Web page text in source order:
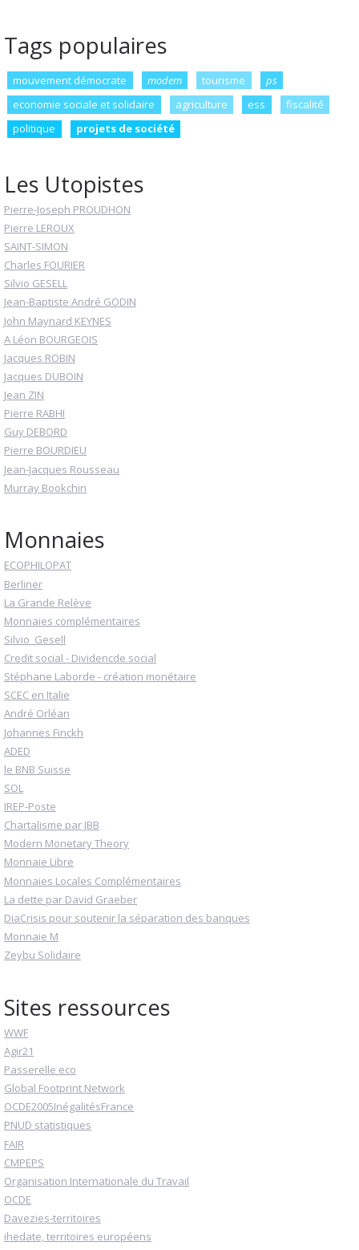
Tags populaires
mouvement démocrate modem tourisme
ps
economie sociale et solidaire
agriculture ess
fiscalité
politique
projets de société
Les Utopistes
Pierre-Joseph PROUDHON
Pierre LEROUX
SAINT-SIMON
Charles FOURIER
Silvio GESELL
Jean-Baptiste André GODIN
John Maynard KEYNES
A Léon BOURGEOIS
Jacques ROBIN
Jacques DUBOIN
Jean ZIN
Pierre RABHI
Guy DEBORD
Pierre BOURDIEU
Jean-Jacques Rousseau
Murray Bookchin
Monnaies
ECOPHILOPAT
Berliner
La Grande Relève
Monnaies complémentaires
Silvio_Gesell
Credit social - Dividencde social
Stéphane Laborde - création monétaire
SCEC en Italie
André Orléan
Johannes Finckh
ADED
le BNB Suisse
SOL
IREP-Poste
Chartalisme par JBB
Modern Monetary Theory
Monnaie Libre
Monnaies Locales Complémentaires
La dette par David Graeber
DiaCrisis pour soutenir la séparation des banques
Monnaie M
Zeybu Solidaire
Sites ressources
WWF
Agir21
Passerelle eco
Global Footprint Network
OCDE2005InégalitésFrance
PNUD statistiques
FAIR
CMPEPS
Organisation Internationale du Travail
OCDE
Davezies-territoires
ihedate, territoires européens